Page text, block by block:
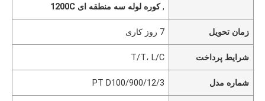
,کوره لوله سه منطقه ای 1200C
زمان تحویل 7 روز کاری
شرایط پرداخت T/T، L/C
شماره مدل PT D100/900/12/3